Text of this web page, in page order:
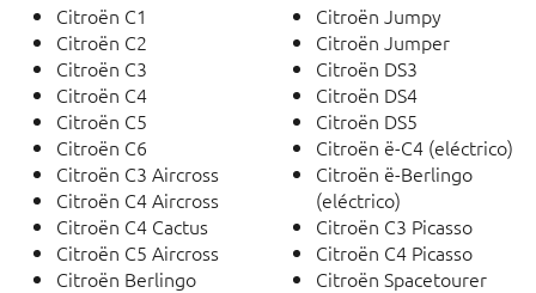
Citroën C1
Citroën C2
Citroën C3
Citroën C4
Citroën C5
Citroën C6
Citroën C3 Aircross
Citroën C4 Aircross
Citroën C4 Cactus
Citroën C5 Aircross
Citroën Berlingo
Citroën Jumpy
Citroën Jumper
Citroën DS3
Citroën DS4
Citroën DS5
Citroën ë-C4 (eléctrico)
Citroën ë-Berlingo
(eléctrico)
Citroën C3 Picasso
Citroën C4 Picasso
Citroën Spacetourer